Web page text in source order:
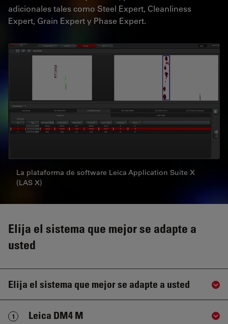
adicionales tales como Steel Expert, Cleanliness
Expert, Grain Expert y Phase Expert.
La plataforma de software Leica Application Suite X
(LAS X)
Elija el sistema que mejor se adapte a
usted
Elija el sistema que mejor se adapte a usted
1 Leica DM4 M